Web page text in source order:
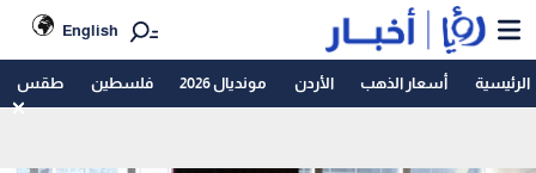
English
الرئيسية أسعار الذهب الأردن مونديال 2026 فلسطين طقس